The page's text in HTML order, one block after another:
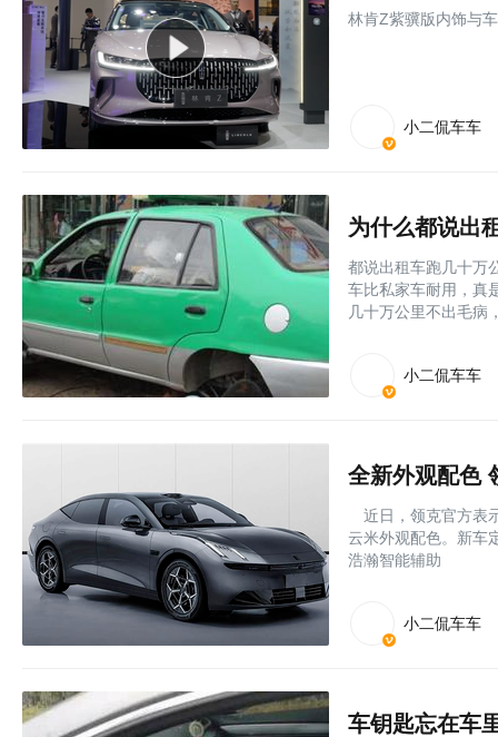
林肯Z紫骥版内饰与
小二侃车车
为什么都说出
都说出租车跑几十万
车比私家车耐用，真
几十万公里不出毛病
小二侃车车
全新外观配色
近日，领克官方表
云米外观配色。新车
浩瀚智能辅助
小二侃车车
车钥匙忘在车